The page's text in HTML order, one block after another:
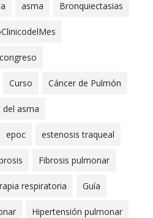
asma Bronquiectasias
congreso
Curso Cáncer de Pulmón
del asma
epoc estenosis traqueal
Fibrosis pulmonar
respiratoria Guía
Hipertensión pulmonar